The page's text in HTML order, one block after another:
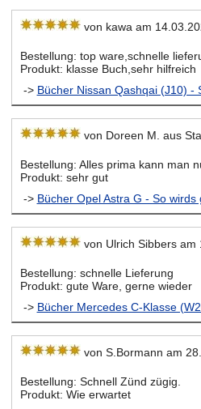
von kawa am
Bestellung: top ware,schnelle
Produkt: klasse Buch,sehr hilfreich
-> Bücher Nissan Qashqai (J10) -
von Doreen M. aus
Bestellung: Alles prima kann man
Produkt: sehr gut
-> Bücher Opel Astra G - So wirds
von Ulrich Sibbers am
Bestellung: schnelle Lieferung
Produkt: gute Ware, gerne wieder
-> Bücher Mercedes C-Klasse
von S.Bormann am
Bestellung: Schnell Zünd zügig.
Produkt: Wie erwartet